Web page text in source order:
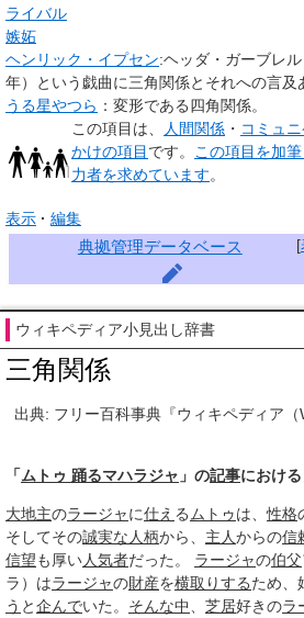
ライバル
嫉妬
ヘンリック・イプセン:ヘッダ・ガーブレル
年）という戯曲に三角関係とそれへの言及
うる星やつら ：変形である四角関係。
この項目は、
人間関係 ・ コミュ
かけの項目 です。 この項目を加
力者を求めています。
表示
編集
[
典拠管理データベース
ウィキペディア小見出し辞書
三角関係
出典: フリー百科事典『ウィキペディア
「ムトゥ 踊るマハラジャ 」の記事におけ
大地主のラージャに仕え る ムトゥは、性格
そしてその誠実な 人柄から、 主人からの信
信望も厚い人気者だった。 ラージャの伯父
ラ）はラージャの財産を横取りするため、
う と企んでいた。 そんな中 芝居好きのラ